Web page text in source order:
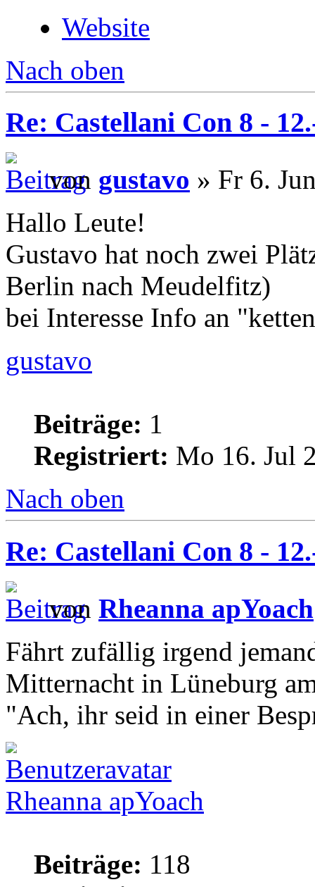
Website
Nach oben
Re: Castellani Con 8 -
von gustavo » Fr 6.
Hallo Leute!
Gustavo hat noch zwei
Berlin nach Meudelfitz)
bei Interesse Info an
gustavo
Beiträge: 1
Registriert: Mo 16. Jul
Nach oben
Re: Castellani Con 8 -
von Rheanna apYoach
Fährt zufällig irgend
Mitternacht in Lüneburg
"Ach, ihr seid in einer
Rheanna apYoach
Beiträge: 118